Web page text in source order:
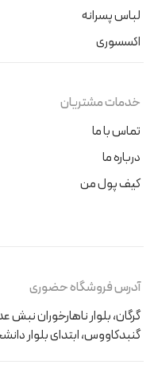
لباس پسرانه
اکسسوری
خدمات مشتریان
تماس با ما
درباره ما
کیف پول من
آدرس فروشگاه حضوری
گرگان، بلوار ناهارخوران نبش
گنبدکاووس، ابتدای بلوار